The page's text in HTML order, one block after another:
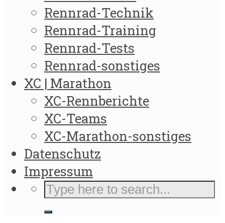
Rennrad-Technik
Rennrad-Training
Rennrad-Tests
Rennrad-sonstiges
XC | Marathon
XC-Rennberichte
XC-Teams
XC-Marathon-sonstiges
Datenschutz
Impressum